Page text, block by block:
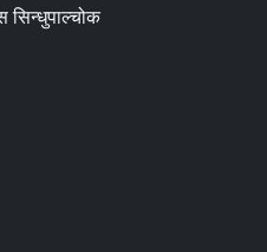
सिन्धुपाल्चोक